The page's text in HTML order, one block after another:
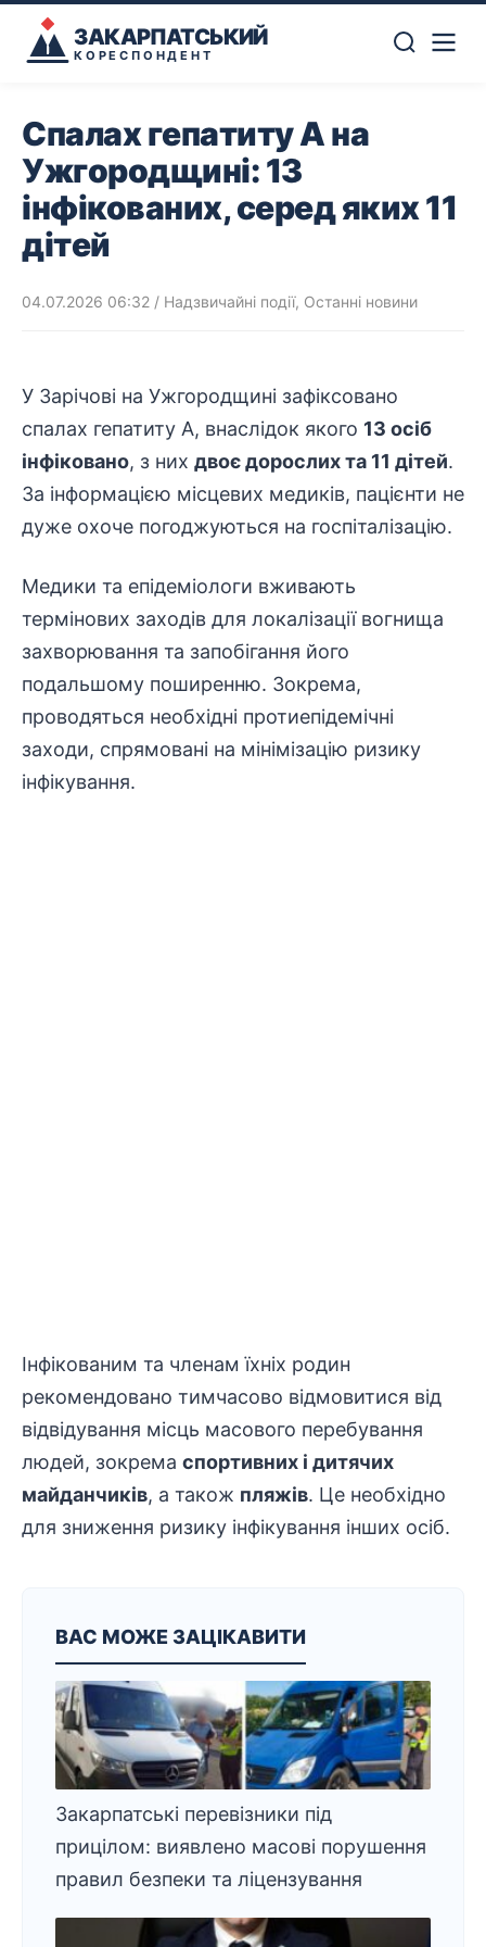
ЗАКАРПАТСЬКИЙ
КОРЕСПОНДЕНТ
Спалах гепатиту А на
Ужгородщині: 13
інфікованих, серед яких 11
дітей
04.07.2026 06:32 / Надзвичайні події, Останні новини
У Зарічові на Ужгородщині зафіксовано
спалах гепатиту А, внаслідок якого 13 осіб
інфіковано, з них двоє дорослих та 11 дітей.
За інформацією місцевих медиків, пацієнти не
дуже охоче погоджуються на госпіталізацію.
Медики та епідеміологи вживають
термінових заходів для локалізації вогнища
захворювання та запобігання його
подальшому поширенню. Зокрема,
проводяться необхідні протиепідемічні
заходи, спрямовані на мінімізацію ризику
інфікування.
Інфікованим та членам їхніх родин
рекомендовано тимчасово відмовитися від
відвідування місць масового перебування
людей, зокрема спортивних і дитячих
майданчиків, а також пляжів. Це необхідно
для зниження ризику інфікування інших осіб.
ВАС МОЖЕ ЗАЦІКАВИТИ
Закарпатські перевізники під
прицілом: виявлено масові порушення
правил безпеки та ліцензування